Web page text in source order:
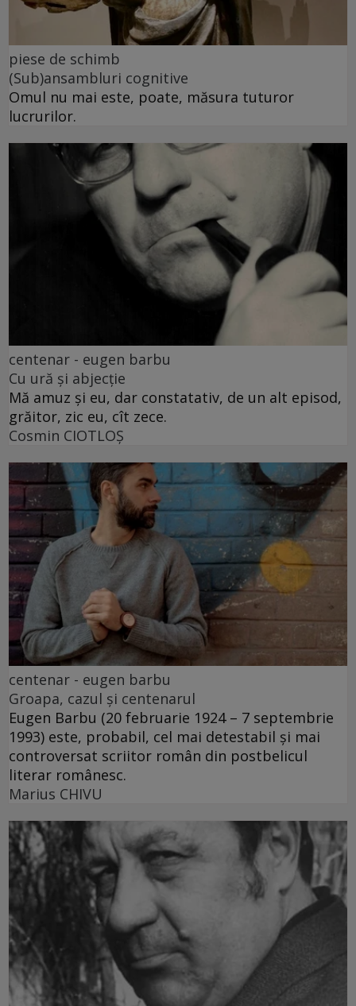
piese de schimb
(Sub)ansambluri cognitive
Omul nu mai este, poate, măsura tuturor
lucrurilor.
centenar - eugen barbu
Cu ură și abjecție
Mă amuz și eu, dar constatativ, de un alt episod,
grăitor, zic eu, cît zece.
Cosmin CIOTLOŞ
centenar - eugen barbu
Groapa, cazul și centenarul
Eugen Barbu (20 februarie 1924 – 7 septembrie
1993) este, probabil, cel mai detestabil și mai
controversat scriitor român din postbelicul
literar românesc.
Marius CHIVU